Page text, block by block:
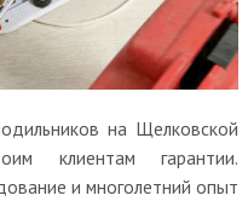
на Щелковской
клиентам гарантии.
и многолетний опыт